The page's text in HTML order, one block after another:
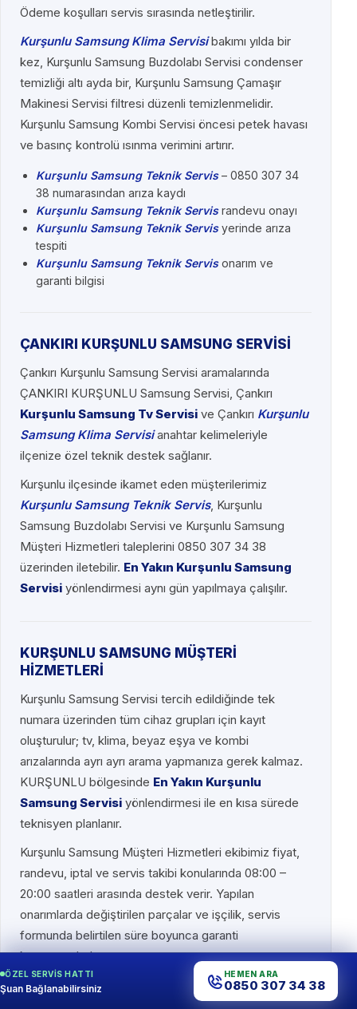
Ödeme koşulları servis sırasında netleştirilir.
Kurşunlu Samsung Klima Servisibakımı yılda bir
kez, Kurşunlu Samsung Buzdolabı Servisi condenser
temizliği altı ayda bir, Kurşunlu Samsung Çamaşır
Makinesi Servisi filtresi düzenli temizlenmelidir.
Kurşunlu Samsung Kombi Servisi öncesi petek havası
ve basınç kontrolü ısınma verimini artırır.
Kurşunlu Samsung Teknik Servis– 0850 307 34
38 numarasından arıza kaydı
Kurşunlu Samsung Teknik Servisrandevu onayı
Kurşunlu Samsung Teknik Servisyerinde arıza
tespiti
Kurşunlu Samsung Teknik Servisonarım ve
garanti bilgisi
ÇANKIRI KURŞUNLU SAMSUNG SERVİSİ
Çankırı Kurşunlu Samsung Servisi aramalarında
ÇANKIRI KURŞUNLU Samsung Servisi, Çankırı
Kurşunlu Samsung Tv Servisi ve Çankırı Kurşunlu
Samsung Klima Servisianahtar kelimeleriyle
ilçenize özel teknik destek sağlanır.
Kurşunlu ilçesinde ikamet eden müşterilerimiz
Kurşunlu Samsung Teknik Servis, Kurşunlu
Samsung Buzdolabı Servisi ve Kurşunlu Samsung
Müşteri Hizmetleri taleplerini 0850 307 34 38
üzerinden iletebilir. En Yakın Kurşunlu Samsung
Servisi yönlendirmesi aynı gün yapılmaya çalışılır.
KURŞUNLU SAMSUNG MÜŞTERİ
HİZMETLERİ
Kurşunlu Samsung Servisi tercih edildiğinde tek
numara üzerinden tüm cihaz grupları için kayıt
oluşturulur; tv, klima, beyaz eşya ve kombi
arızalarında ayrı ayrı arama yapmanıza gerek kalmaz.
KURŞUNLU bölgesinde En Yakın Kurşunlu
Samsung Servisi yönlendirmesi ile en kısa sürede
teknisyen planlanır.
Kurşunlu Samsung Müşteri Hizmetleri ekibimiz fiyat,
randevu, iptal ve servis takibi konularında 08:00 –
20:00 saatleri arasında destek verir. Yapılan
onarımlarda değiştirilen parçalar ve işçilik, servis
formunda belirtilen süre boyunca garanti
kapsamındadır.
Kurşunlu Samsung Müşteri Hizmetleri – 0850 307 34
ÖZEL SERVIS HATTI
Şuan Bağlanabilirsiniz
HEMEN ARA
0850 307 34 38